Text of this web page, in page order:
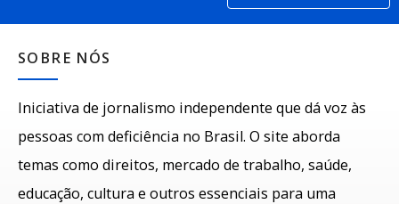
SOBRE NÓS
Iniciativa de jornalismo independente que dá voz às
pessoas com deficiência no Brasil. O site aborda
temas como direitos, mercado de trabalho, saúde,
educação, cultura e outros essenciais para uma